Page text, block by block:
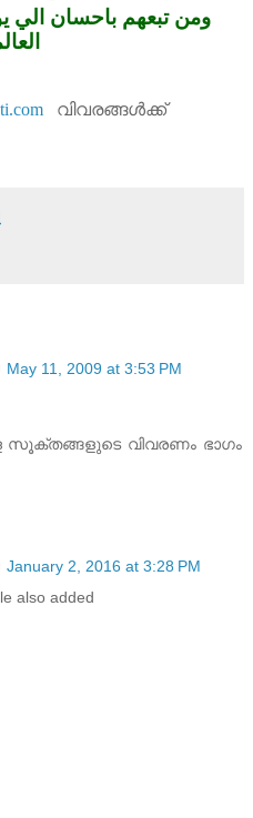
ومن تبعهم باحسان الي
വിവരങ്ങൾക്ക്
May 11, 2009 at 3:53 PM
വിവരണം ഭാഗം
January 2, 2016 at 3:28 PM
also added